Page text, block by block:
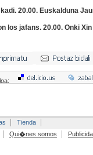
20.00. Euskalduna
los jafans. 20.00. Onki
Tienda
Qui�nes somos